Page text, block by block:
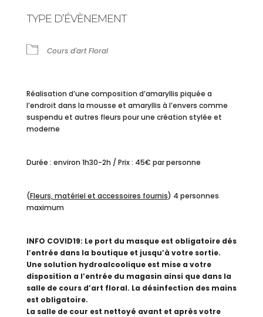
TYPE D’ÉVÈNEMENT
Cours d'art Floral
Réalisation d’une composition d’amaryllis piquée a
l’endroit dans la mousse et amaryllis à l’envers comme
suspendu et autres fleurs pour une création stylée et
moderne
Durée : environ 1h30-2h / Prix : 45€ par personne
(Fleurs, matériel et accessoires fournis) 4 personnes
maximum
INFO COVID19: Le port du masque est obligatoire dés
l’entrée dans la boutique et jusqu’à votre sortie.
Une solution hydroalcoolique est mise a votre
disposition a l’entrée du magasin ainsi que dans la
salle de cours d’art floral. La désinfection des mains
est obligatoire.
La salle de cour est nettoyé avant et après votre